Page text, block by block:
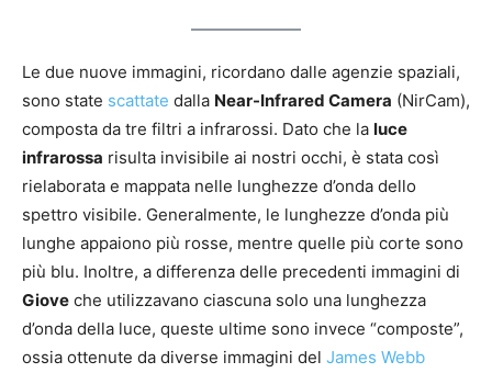
Le due nuove immagini, ricordano dalle agenzie spaziali,
sono state scattate dalla Near-Infrared Camera (NirCam),
composta da tre filtri a infrarossi. Dato che la luce
infrarossa risulta invisibile ai nostri occhi, è stata così
rielaborata e mappata nelle lunghezze d’onda dello
spettro visibile. Generalmente, le lunghezze d’onda più
lunghe appaiono più rosse, mentre quelle più corte sono
più blu. Inoltre, a differenza delle precedenti immagini di
Giove che utilizzavano ciascuna solo una lunghezza
d’onda della luce, queste ultime sono invece “composte”,
ossia ottenute da diverse immagini del James Webb